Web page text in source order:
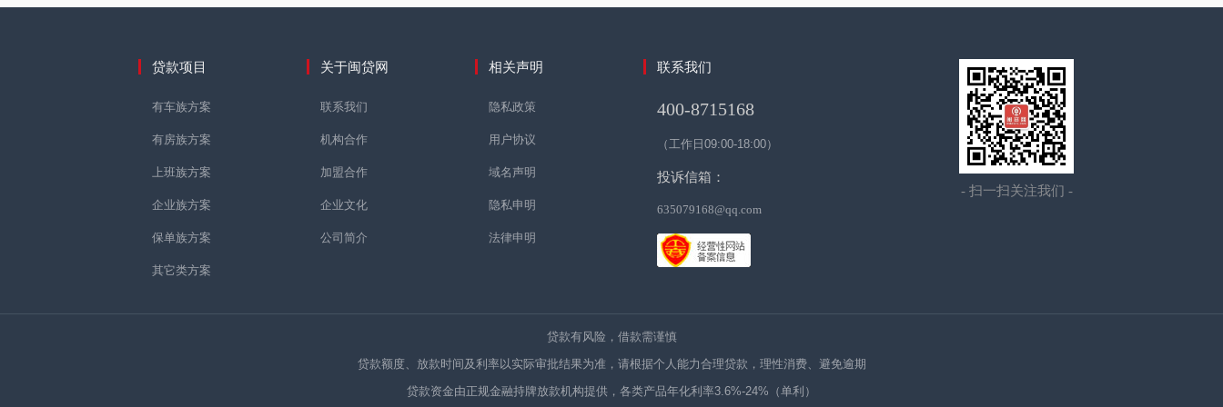
贷款项目
有车族方案
有房族方案
上班族方案
企业族方案
保单族方案
其它类方案
关于闽贷网
联系我们
机构合作
加盟合作
企业文化
公司简介
相关声明
隐私政策
用户协议
域名声明
隐私申明
法律申明
联系我们
400-8715168
（工作日09:00-18:00）
投诉信箱：
635079168@qq.com
- 扫一扫关注我们 -
贷款有风险，借款需谨慎
贷款额度、放款时间及利率以实际审批结果为准，请根据个人能力合理贷款，理性消费、 避免逾期
贷款资金由正规金融持牌放款机构提供 ， 各类产品年化利率3.6%-24%（单利）